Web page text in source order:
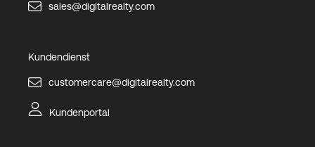
sales@digitalrealty.com
Kundendienst
customercare@digitalrealty.com
Kundenportal